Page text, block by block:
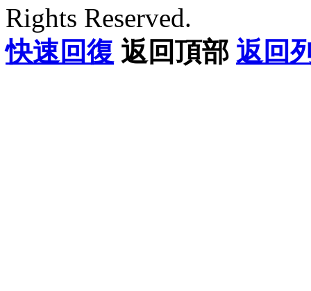
Rights Reserved.
快速回復 返回頂部 返回